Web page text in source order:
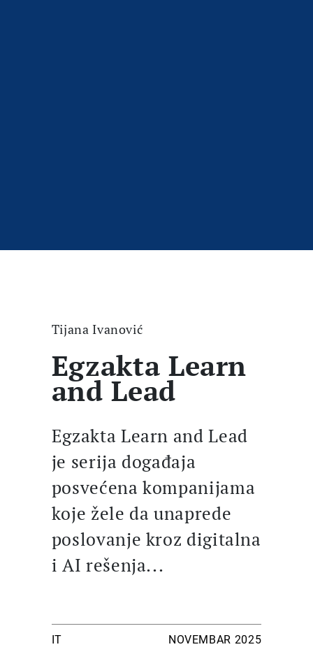
Tijana Ivanović
Egzakta Learn
and Lead
Egzakta Learn and Lead
je serija događaja
posvećena kompanijama
koje žele da unaprede
poslovanje kroz digitalna
i AI rešenja...
IT NOVEMBAR 2025